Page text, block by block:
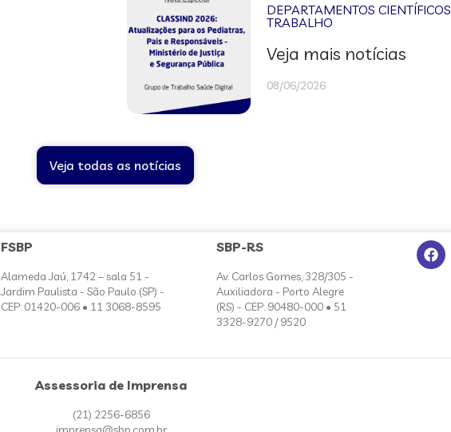
DEPARTAMENTOS CIENTÍFICOS
TRABALHO
Veja mais notícias
08/06/2026
Veja todas as notícias
FSBP
Alameda Jaú, 1742 – sala 51 -
Jardim Paulista - São Paulo (SP) -
CEP: 01420-006 • 11 3068-8595
SBP-RS
Av. Carlos Gomes, 328/305 -
Auxiliadora - Porto Alegre
(RS) - CEP: 90480-000 • 51
3328-9270 / 9520
Assessoria de Imprensa
(21) 2256-6856